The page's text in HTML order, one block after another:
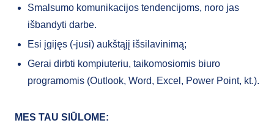
Smalsumo komunikacijos tendencijoms, noro jas
išbandyti darbe.
Esi įgijęs (-jusi) aukštąjį išsilavinimą;
Gerai dirbti kompiuteriu, taikomosiomis biuro
programomis (Outlook, Word, Excel, Power Point, kt.).
MES TAU SIŪLOME: